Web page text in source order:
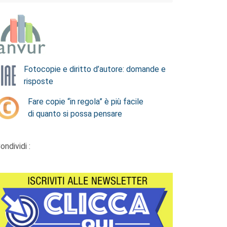
Fotocopie e diritto d’autore: domande e
risposte
Fare copie “in regola” è più facile
di quanto si possa pensare
: